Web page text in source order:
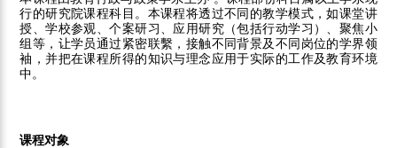
行的研究院课程科目。本课程将透过不同的教学模式，如课堂讲
授、学校参观、个案研习、应用研究（包括行动学习）、聚焦小
组等，让学员通过紧密联繫，接触不同背景及不同岗位的学界领
袖，并把在课程所得的知识与理念应用于实际的工作及教育环境
中。
课程对象